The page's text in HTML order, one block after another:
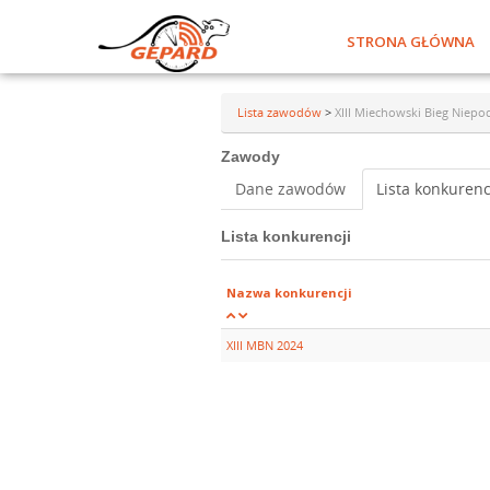
STRONA GŁÓWNA
Lista zawodów > XIII Miechowski Bieg
Zawody
Dane zawodów Lista
Lista konkurencji
Nazwa konkurencji
XIII MBN 2024